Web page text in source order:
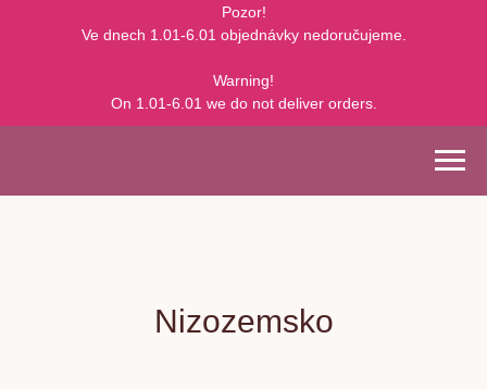
Pozor!
Ve dnech 1.01-6.01 objednávky nedoručujeme.
Warning!
On 1.01-6.01 we do not deliver orders.
Nizozemsko